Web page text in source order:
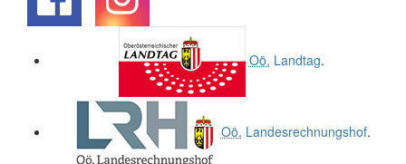
Oö. Landtag.
Oö. Landesrechnungshof.